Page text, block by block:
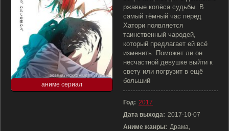
аниме сериал
ржавые колёса судьбы. В
самый тёмный час перед
Хатори появляется
таинственный чародей,
который предлагает ей всё
изменить. Поможет ли он
несчастной девушке выйти к
свету или погрузит в ещё
больший
Год: 2017
Дата выхода: 2017-10-07
Аниме жанры: Драма,